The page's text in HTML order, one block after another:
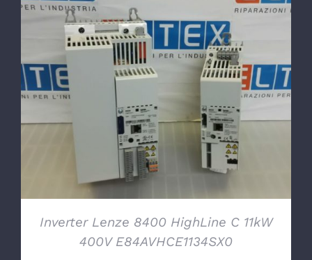
Inverter Lenze 8400 HighLine C 11kW
400V E84AVHCE1134SX0